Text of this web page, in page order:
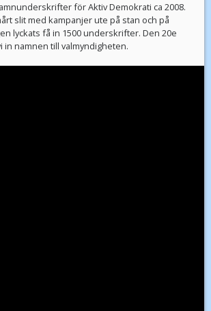
för Aktiv Demokrati ca 2008.
slit med kampanjer ute på stan och på
lyckats få in 1500 underskrifter. Den 20e
in namnen till valmyndigheten.